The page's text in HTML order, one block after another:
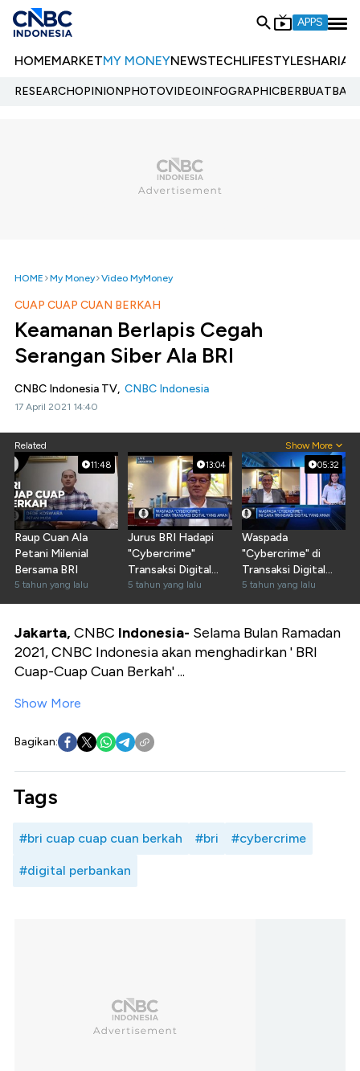
APPS
HOMEMARKETMY MONEYNEWSTECHLIFESTYLESHARIA
RESEARCHOPINIONPHOTOVIDEOINFOGRAPHIC
HOME My Money Video MyMoney
CUAP CUAP CUAN BERKAH
Keamanan Berlapis Cegah
Serangan Siber Ala BRI
CNBC Indonesia TV, CNBC Indonesia
17 April 2021 14:40
Related Show More
11:48
Raup Cuan Ala
Petani Milenial
Bersama BRI
5 tahun yang lalu
13:04
Jurus BRI Hadapi
"Cybercrime"
Transaksi Digital
Perbankan
5 tahun yang lalu
05:32
Waspada
"Cybercrime" di
Transaksi Digital
Perbankan
5 tahun yang lalu
Jakarta, CNBC Indonesia- Selama Bulan Ramadan
2021, CNBC Indonesia akan menghadirkan ' BRI
Cuap-Cuap Cuan Berkah' ...
Show More
Bagikan:
Tags
#bri cuap cuap cuan berkah #bri #cybercrime
#digital perbankan